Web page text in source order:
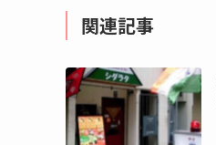
関連記事